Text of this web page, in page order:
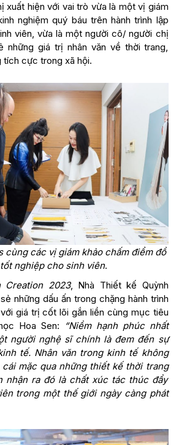
xuất hiện với vai trò vừa là một vị giám
nghiệm quý báu trên hành trình lập
viên, vừa là một người cô/ người chị
những giá trị nhân văn về thời trang,
tích cực trong xã hội.
cùng các vị giám khảo chấm điểm đồ
nghiệp cho sinh viên.
Creation 2023, Nhà Thiết kế Quỳnh
những dấu ấn trong chặng hành trình
giá trị cốt lõi gắn liền cùng mục tiêu
Hoa Sen:
“Niềm hạnh phúc nhất
người nghệ sĩ chính là đem đến sự
tế. Nhân văn trong kinh tếkhông
mặcqua những thiết kế thời trang
nhận ra đó là chất xúc tác thúc đẩy
trong một thế giới ngày càng phát